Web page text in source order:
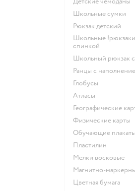
Школьные сумки
Рюкзак детский
Школьные !рюкзаки с ортопедической
спинкой
Школьный рюкзак
Ранцы с
Глобусы
Атласы
Географические
Физические карты
Обучающие плакаты
Пластилин
Мелки восковые
Магнитно-
Цветная бумага